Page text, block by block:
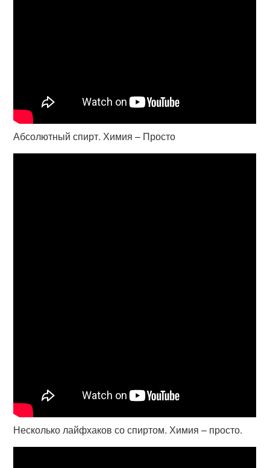
Абсолютный спирт. Химия – Просто
Несколько лайфхаков со спиртом. Химия – просто.